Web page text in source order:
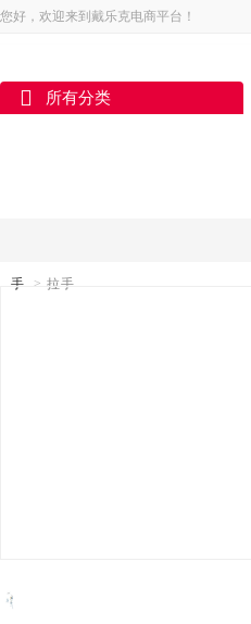
您好，欢迎来到戴乐克电商平台！
所有分类
手 > 拉手